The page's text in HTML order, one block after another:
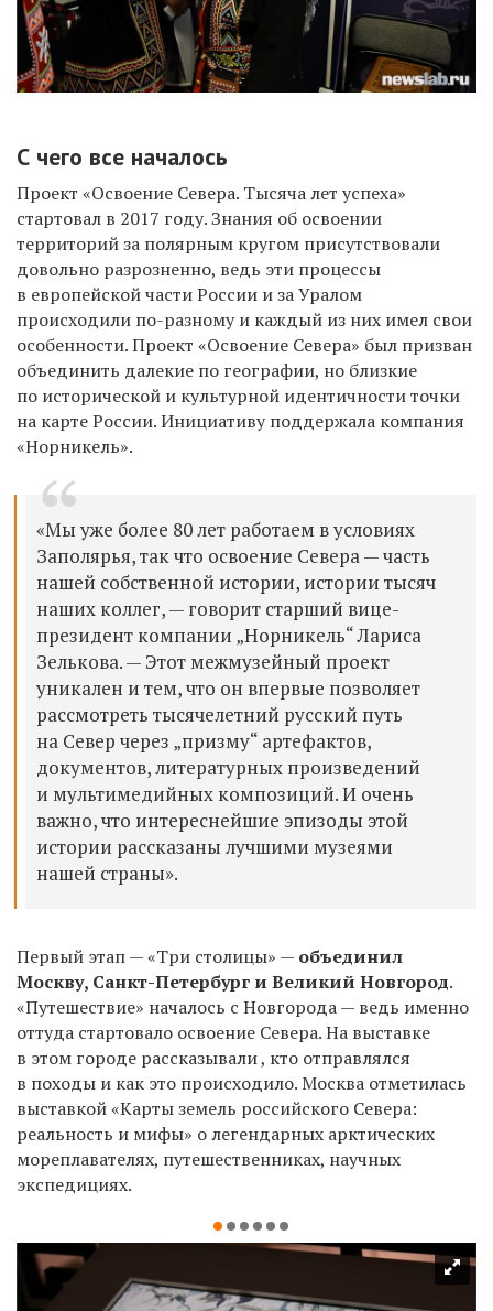
С чего все началось
Проект «Освоение Севера. Тысяча лет успеха»
стартовал в 2017 году. Знания об освоении
территорий за полярным кругом присутствовали
довольно разрозненно, ведь эти процессы
в европейской части России и за Уралом
происходили по-разному и каждый из них имел свои
особенности. Проект «Освоение Севера» был призван
объединить далекие по географии, но близкие
по исторической и культурной идентичности точки
на карте России. Инициативу поддержала компания
«Норникель».
«Мы уже более 80 лет работаем в условиях
Заполярья, так что освоение Севера — часть
нашей собственной истории, истории тысяч
наших коллег, — говорит старший вице-
президент компании „Норникель“ Лариса
Зелькова. — Этот межмузейный проект
уникален и тем, что он впервые позволяет
рассмотреть тысячелетний русский путь
на Север через „призму“ артефактов,
документов, литературных произведений
и мультимедийных композиций. И очень
важно, что интереснейшие эпизоды этой
истории рассказаны лучшими музеями
нашей страны».
Первый этап — «Три столицы» — объединил
Москву, Санкт-Петербург и Великий Новгород.
«Путешествие» началось с Новгорода — ведь именно
оттуда стартовало освоение Севера. На выставке
в этом городе рассказывали , кто отправлялся
в походы и как это происходило. Москва отметилась
выставкой «Карты земель российского Севера:
реальность и мифы» о легендарных арктических
мореплавателях, путешественниках, научных
экспедициях.